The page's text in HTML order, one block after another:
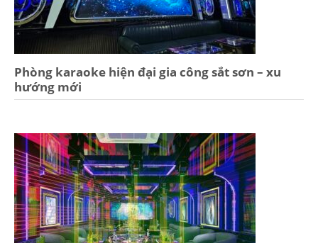
Phòng karaoke hiện đại gia công sắt sơn – xu
hướng mới